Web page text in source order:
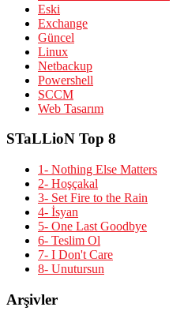
Eski
Exchange
Güncel
Linux
Netbackup
Powershell
SCCM
Web Tasarım
STaLLioN Top 8
1- Nothing Else Matters
2- Hoşçakal
3- Set Fire to the Rain
4- İsyan
5- One Last Goodbye
6- Teslim Ol
7- I Don't Care
8- Unutursun
Arşivler